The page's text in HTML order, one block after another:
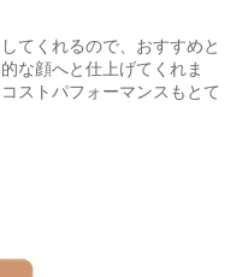
てくれるので、おすすめと
な顔へと仕上げてくれま
ストパフォーマンスもとて